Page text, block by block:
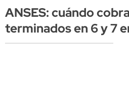
ANSES: cuándo
terminados en 6 y 7